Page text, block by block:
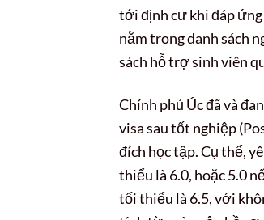
tới định cư khi đáp
nằm trong danh sách
sách hỗ trợ sinh viên
Chính phủ Úc đã và
visa sau tốt nghiệp
đích học tập. Cụ thể,
thiểu là 6.0, hoặc 5.0
tối thiểu là 6.5, với